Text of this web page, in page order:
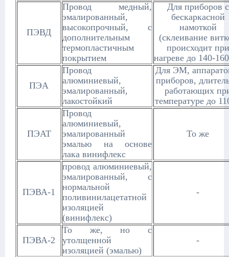
ПЭВД
Провод медный,
эмалированный,
высокопрочный, с
дополнительным
термопластичным
покрытием
Для приборов с
бескаркасной
намоткой
(склеивание
происходит при
нагреве до 140-
ПЭА
Провод
алюминиевый,
эмалированный,
лакостойкий
Для ЭМ,
приборов,
работающих
температуре до
ПЭАТ
Провод
алюминиевый,
эмалированный
эмалью на основе
лака винифлекс
То же
ПЭВА-1
провод алюминиевый,
эмалированный, с
нормальной
поливинилацетатной
изоляцией
(винифлекс)
-
ПЭВА-2
То же, но с
утолщенной
изоляцией (эмалью)
-